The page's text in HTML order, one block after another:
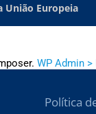
União Europeia
WP Admin
Política